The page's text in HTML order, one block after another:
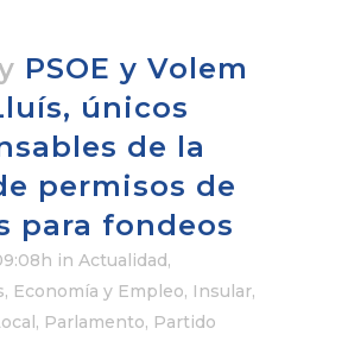
PSOE y Volem
únicos
de la
permisos de
para fondeos
in Actualidad,
, Economía y Empleo, Insular,
, Parlamento, Partido